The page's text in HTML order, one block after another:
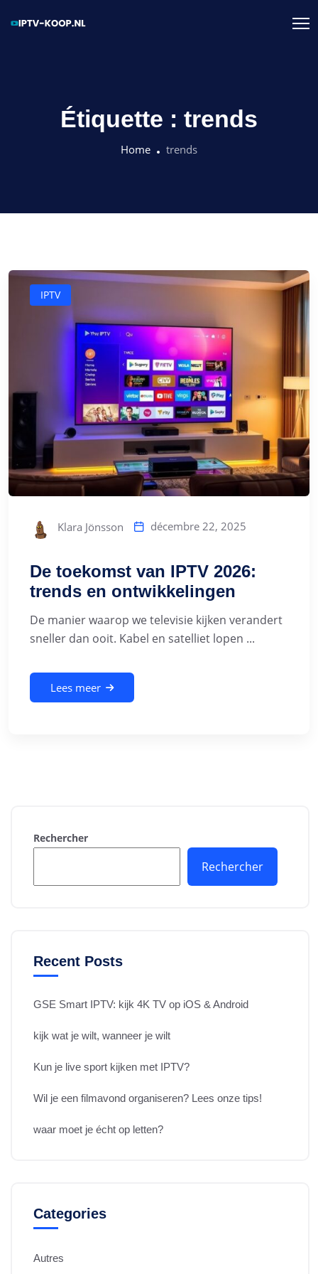
Étiquette : trends
Home trends
IPTV
Klara Jönsson décembre 22, 2025
De toekomst van IPTV 2026:
trends en ontwikkelingen
De manier waarop we televisie kijken verandert
sneller dan ooit. Kabel en satelliet lopen ...
Lees meer
Rechercher
Rechercher
Recent Posts
GSE Smart IPTV: kijk 4K TV op iOS & Android
kijk wat je wilt, wanneer je wilt
Kun je live sport kijken met IPTV?
Wil je een filmavond organiseren? Lees onze tips!
waar moet je écht op letten?
Categories
Autres